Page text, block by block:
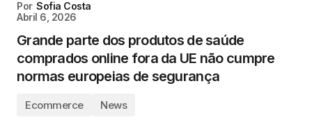
Por Sofia Costa
Abril 6, 2026
Grande parte dos produtos de saúde
comprados online fora da UE não cumpre
normas europeias de segurança
Ecommerce News